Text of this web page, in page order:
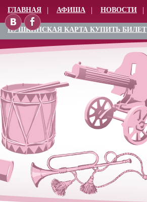
ГЛАВНАЯ АФИША НОВОСТИ
ПУШКИНСКАЯ КАРТА КУПИТЬ БИЛЕТ